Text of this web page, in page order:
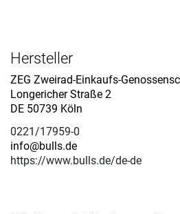
Hersteller
ZEG Zweirad-Einkaufs-
Longericher Straße 2
DE 50739 Köln
0221/17959-0
info@bulls.de
https://www.bulls.de/de-de